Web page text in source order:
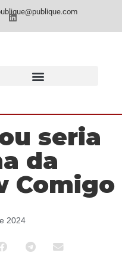
seria
da
Comigo
2024